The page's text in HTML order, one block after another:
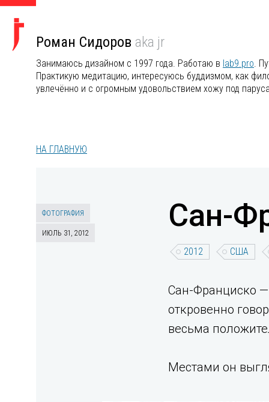
Роман Сидоров aka jr
Занимаюсь дизайном с 1997 года. Работаю в lab9.pro.
Практикую медитацию, интересуюсь буддизмом, как
увлечённо и с огромным удовольствием хожу под
НА ГЛАВНУЮ
ФОТОГРАФИЯ
ИЮЛЬ 31, 2012 Сан-
2012 США
Сан-Франциско —
откровенно
весьма
Местами он